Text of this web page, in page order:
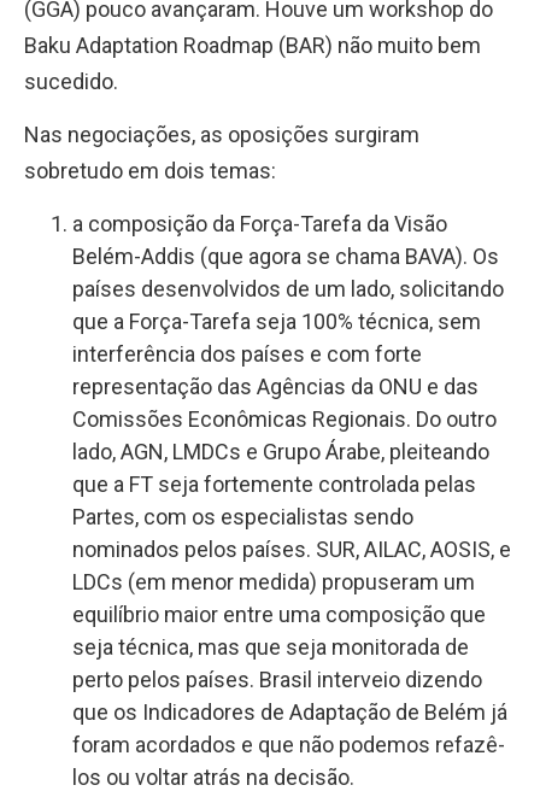
(GGA) pouco avançaram. Houve um workshop do
Baku Adaptation Roadmap (BAR) não muito bem
sucedido.
Nas negociações, as oposições surgiram
sobretudo em dois temas:
a composição da Força-Tarefa da Visão
Belém-Addis (que agora se chama BAVA). Os
países desenvolvidos de um lado, solicitando
que a Força-Tarefa seja 100% técnica, sem
interferência dos países e com forte
representação das Agências da ONU e das
Comissões Econômicas Regionais. Do outro
lado, AGN, LMDCs e Grupo Árabe, pleiteando
que a FT seja fortemente controlada pelas
Partes, com os especialistas sendo
nominados pelos países. SUR, AILAC, AOSIS, e
LDCs (em menor medida) propuseram um
equilíbrio maior entre uma composição que
seja técnica, mas que seja monitorada de
perto pelos países. Brasil interveio dizendo
que os Indicadores de Adaptação de Belém já
foram acordados e que não podemos refazê-
los ou voltar atrás na decisão.